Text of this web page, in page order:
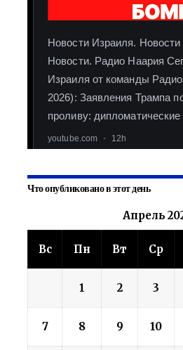
Что опубликовано в этот день
Апрель
Вс Пн Вт Ср
1 2 3
7 8 9 10